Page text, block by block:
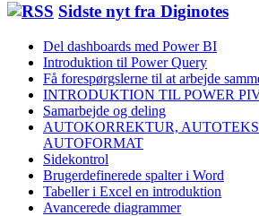
Sidste nyt fra Diginotes
Del dashboards med Power BI
Introduktion til Power Query
Få forespørgslerne til at arbejde
INTRODUKTION TIL POWER
Samarbejde og deling
AUTOKORREKTUR,
AUTOFORMAT
Sidekontrol
Brugerdefinerede spalter i Word
Tabeller i Excel en introduktion
Avancerede diagrammer